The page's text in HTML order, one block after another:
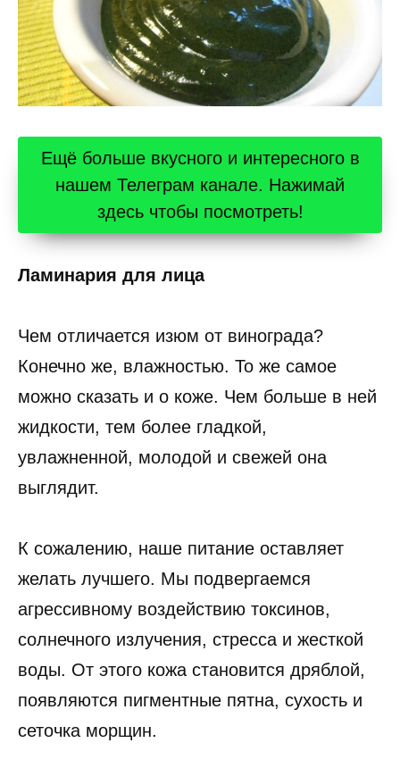
Ещё больше вкусного и интересного в
нашем Телеграм канале. Нажимай
здесь чтобы посмотреть!
Ламинария для лица
Чем отличается изюм от винограда?
Конечно же, влажностью. То же самое
можно сказать и о коже. Чем больше в ней
жидкости, тем более гладкой,
увлажненной, молодой и свежей она
выглядит.
К сожалению, наше питание оставляет
желать лучшего. Мы подвергаемся
агрессивному воздействию токсинов,
солнечного излучения, стресса и жесткой
воды. От этого кожа становится дряблой,
появляются пигментные пятна, сухость и
сеточка морщин.